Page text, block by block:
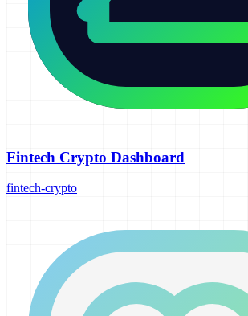
Fintech Crypto Dashboard
fintech-crypto